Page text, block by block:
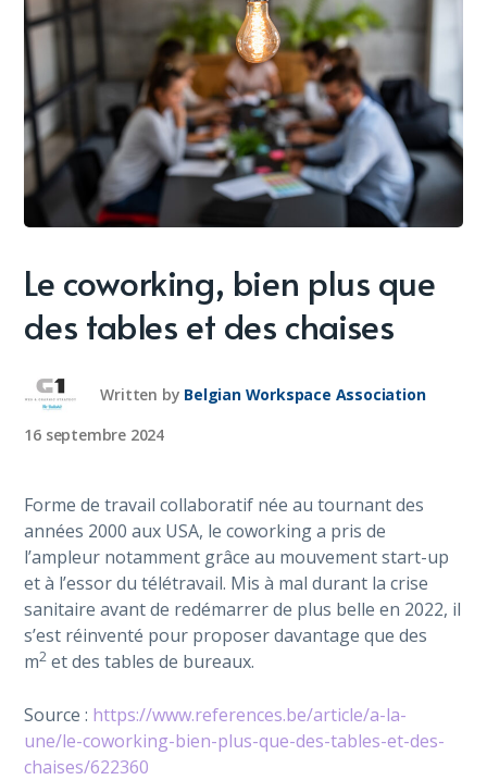
Le coworking, bien plus que
des tables et des chaises
Written by Belgian Workspace Association
16 septembre 2024
Forme de travail collaboratif née au tournant des
années 2000 aux USA, le coworking a pris de
l’ampleur notamment grâce au mouvement start-up
et à l’essor du télétravail. Mis à mal durant la crise
sanitaire avant de redémarrer de plus belle en 2022, il
s’est réinventé pour proposer davantage que des
m2 et des tables de bureaux.
Source : https://www.references.be/article/a-la-
une/le-coworking-bien-plus-que-des-tables-et-des-
chaises/622360